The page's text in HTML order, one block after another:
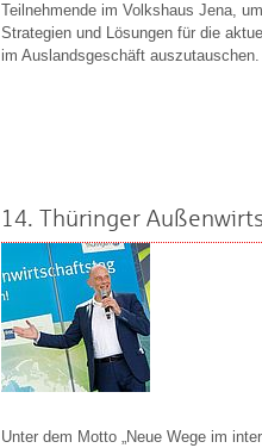
Teilnehmende im Volkshaus Jena,
Strategien und Lösungen für die
im Auslandsgeschäft auszutauschen.
14. Thüringer
Unter dem Motto „Neue Wege im